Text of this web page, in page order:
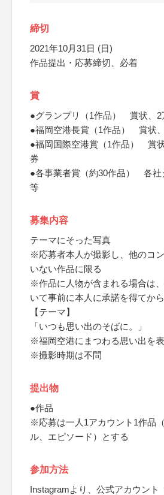
締切
2021年10月31日 (日)
作品提出・応募締切、必着
賞
●グランプリ（1作品） 賞状、2
●福岡空港長賞（1作品） 賞状
●福岡国際空港賞（1作品） 賞
券
●各事業者賞（約30作品） 各社
等
募集内容
テーマにそった写真
※応募者本人が撮影し、他のコ
いない作品に限る
※作品に人物が含まれる場合は
いて事前に本人に承諾を得てか
【テーマ】
「いつも思い出のそばに。」
※福岡空港にまつわる思い出を
※撮影時期は不問
提出物
●作品
※応募は一人1アカウント1作品
ル、エピソード）とする
参加方法
Instagramより、公式アカウント